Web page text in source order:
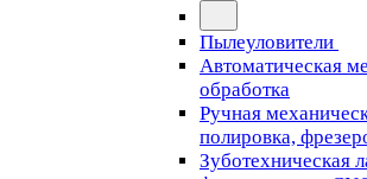
Пылеуловители
Автоматическая
обработка
Ручная
полировка,
Зуботехническая